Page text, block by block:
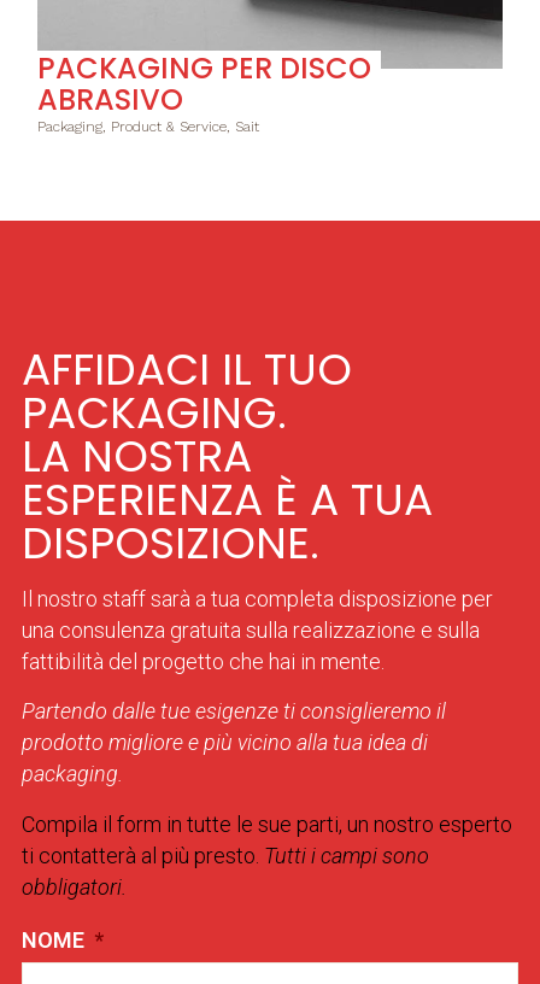
PACKAGING PER DISCO
ABRASIVO
Packaging, Product & Service, Sait
AFFIDACI IL TUO
PACKAGING.
LA NOSTRA
ESPERIENZA È A TUA
DISPOSIZIONE.
Il nostro staff sarà a tua completa disposizione per
una consulenza gratuita sulla realizzazione e sulla
fattibilità del progetto che hai in mente.
Partendo dalle tue esigenze ti consiglieremo il
prodotto migliore e più vicino alla tua idea di
packaging.
Compila il form in tutte le sue parti, un nostro esperto
ti contatterà al più presto. Tutti i campi sono
obbligatori.
NOME *